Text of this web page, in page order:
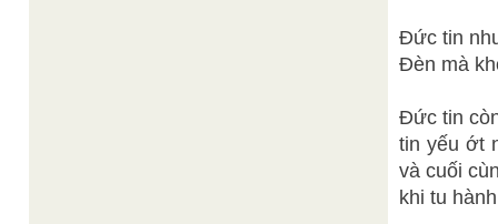
Ðức tin
Ðèn mà
Đức tin
tin yếu ớt
và cuối
khi tu